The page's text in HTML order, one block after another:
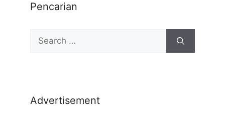
Pencarian
Advertisement